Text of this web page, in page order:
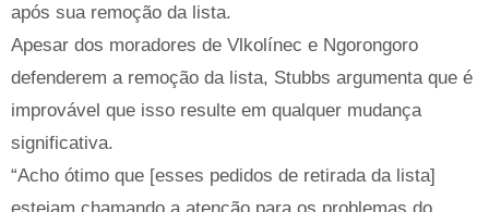
após sua remoção da lista.
Apesar dos moradores de Vlkolínec e Ngorongoro
defenderem a remoção da lista, Stubbs argumenta que é
improvável que isso resulte em qualquer mudança
significativa.
“Acho ótimo que [esses pedidos de retirada da lista]